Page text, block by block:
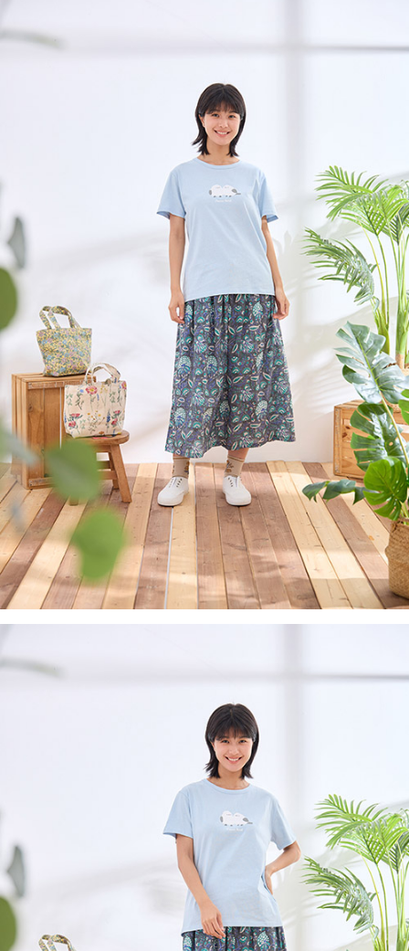
時審查核予不同之上限額度；若仍有額度不足之情形，本公司將視審查結果
恩沛科技股份有限公司將有權停止該用戶之使用額度並採取法律行動。